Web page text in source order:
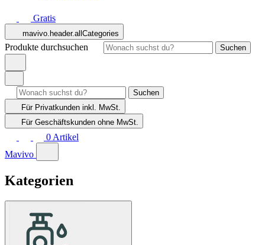
Gratis
mavivo.header.allCategories
Produkte durchsuchen Suchen
Suchen
Für Privatkunden inkl. MwSt.
Für Geschäftskunden ohne MwSt.
0 Artikel
Mavivo
Kategorien